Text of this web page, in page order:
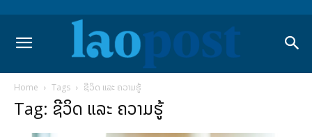
Home Tags ຊີວິດ ແລະ ຄວາມຮູ້
Tag: ຊີວິດ ແລະ ຄວາມຮູ້